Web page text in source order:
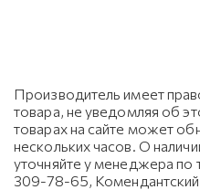
Производитель имеет
товара, не уведомляя об
товарах на сайте может
нескольких часов. О
уточняйте у менеджера
309-78-65,